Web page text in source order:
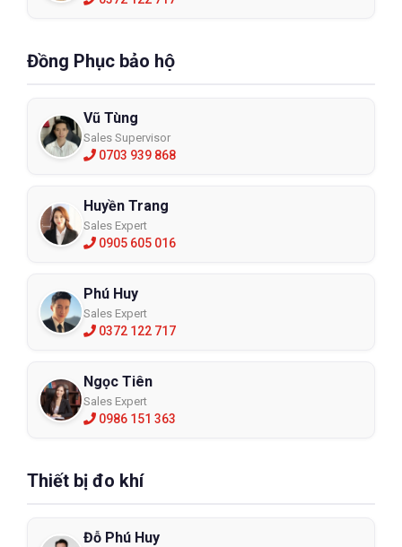
Đồng Phục bảo hộ
Vũ Tùng
Sales Supervisor
0703 939 868
Huyền Trang
Sales Expert
0905 605 016
Phú Huy
Sales Expert
0372 122 717
Ngọc Tiên
Sales Expert
0986 151 363
Thiết bị đo khí
Đỗ Phú Huy